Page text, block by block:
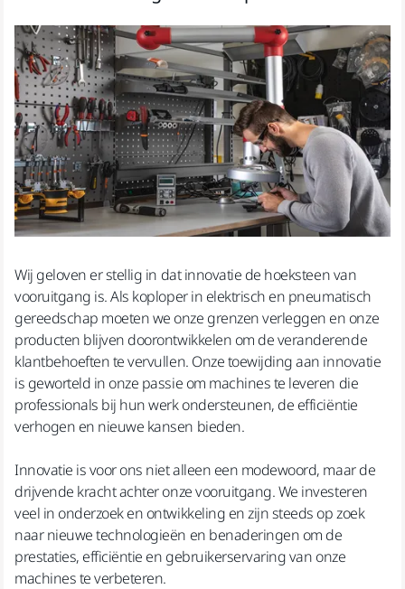
Wij geloven er stellig in dat innovatie de hoeksteen van
vooruitgang is. Als koploper in elektrisch en pneumatisch
gereedschap moeten we onze grenzen verleggen en onze
producten blijven doorontwikkelen om de veranderende
klantbehoeften te vervullen. Onze toewijding aan innovatie
is geworteld in onze passie om machines te leveren die
professionals bij hun werk ondersteunen, de efficiëntie
verhogen en nieuwe kansen bieden.
Innovatie is voor ons niet alleen een modewoord, maar de
drijvende kracht achter onze vooruitgang. We investeren
veel in onderzoek en ontwikkeling en zijn steeds op zoek
naar nieuwe technologieën en benaderingen om de
prestaties, efficiëntie en gebruikerservaring van onze
machines te verbeteren.